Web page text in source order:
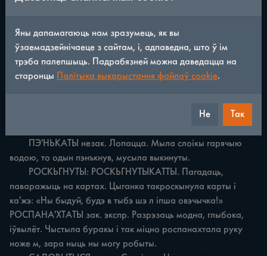
прыступіцца. Як наллю воды в корыто, то з-за пчол ны
прыступытыся.
	ПУ'ЧЫТЫСЯ незак. Распускацца, набрыняць (пра
пупышкі). Пучыцщ вжэ смородіна, шэ хучі'й за вырбу вона
роспуска]іця.
водою, то одын пэнъкнув, мусыла выкинуты.
паваражыць на картах. Цыганка такроскынула карты i
ка'жэ: «Ны быдуй, будэ в тыбэ шэ л іпша овэчычка!»
РОСПАНА'ХТАТЫ зак. экспр. Разрэзаць модна, глыбока,
іўвылёт. Чыстыла буракы i так міцно роспанахтала руку
ноже м, зара ныць ны могу робыты.
Яны дапамагаюць нам зразумець, як вы
ўзаемадзейнічаеце з сайтам, і, адпаведна, што ў ім
трэба палепшыць. Падрабязней можна даведацца на
старонцы
Палітыка выкарыстання файлаў cookie.
Не Так